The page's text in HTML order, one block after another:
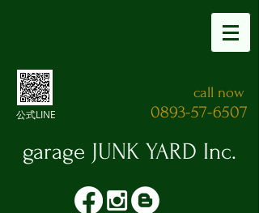
公式LINE
call now
0893-57-6507
garage JUNK YARD​ Inc.